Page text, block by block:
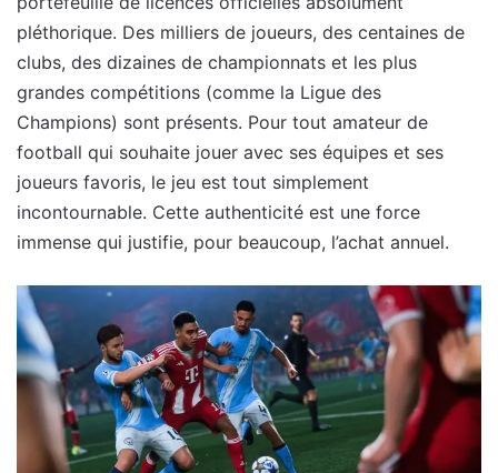
pléthorique. Des milliers de joueurs, des centaines de
clubs, des dizaines de championnats et les plus
grandes compétitions (comme la Ligue des
Champions) sont présents. Pour tout amateur de
football qui souhaite jouer avec ses équipes et ses
joueurs favoris, le jeu est tout simplement
incontournable. Cette authenticité est une force
immense qui justifie, pour beaucoup, l’achat annuel.